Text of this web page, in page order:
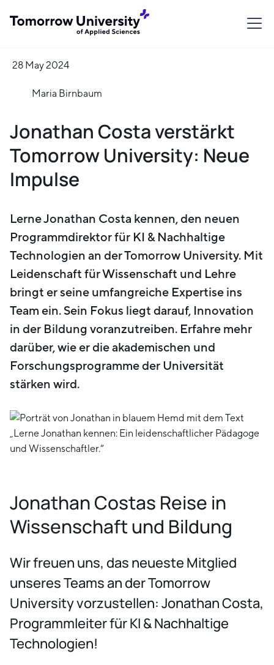
28 May 2024
Maria Birnbaum
Jonathan Costa verstärkt
Tomorrow University: Neue
Impulse
Lerne Jonathan Costa kennen, den neuen
Programmdirektor für KI & Nachhaltige
Technologien an der Tomorrow University. Mit
Leidenschaft für Wissenschaft und Lehre
bringt er seine umfangreiche Expertise ins
Team ein. Sein Fokus liegt darauf, Innovation
in der Bildung voranzutreiben. Erfahre mehr
darüber, wie er die akademischen und
Forschungsprogramme der Universität
stärken wird.
Jonathan Costas Reise in
Wissenschaft und Bildung
Wir freuen uns, das neueste Mitglied
unseres Teams an der Tomorrow
University vorzustellen: Jonathan Costa,
Programmleiter für KI & Nachhaltige
Technologien!